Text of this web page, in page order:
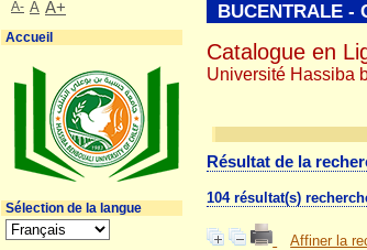
Résultat de la
104 résultat(s)
Affiner la
BUCENTRALE -
Catalogue en
Université Hassiba
A- A A+
Accueil
Sélection de la langue